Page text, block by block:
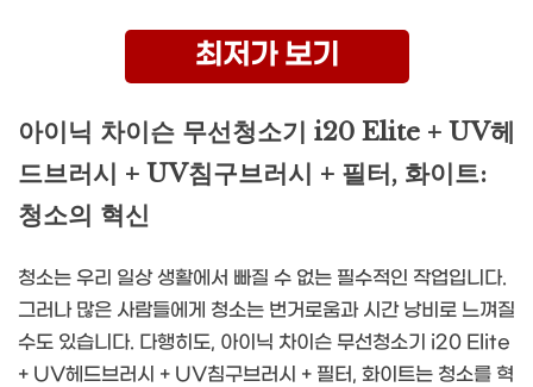
최저가 보기
아이닉 차이슨 무선청소기 i20 Elite + UV헤
드브러시 + UV침구브러시 + 필터, 화이트:
청소의 혁신
청소는 우리 일상 생활에서 빠질 수 없는 필수적인 작업입니다.
그러나 많은 사람들에게 청소는 번거로움과 시간 낭비로 느껴질
수도 있습니다. 다행히도, 아이닉 차이슨 무선청소기 i20 Elite
+ UV헤드브러시 + UV침구브러시 + 필터, 화이트는 청소를 혁